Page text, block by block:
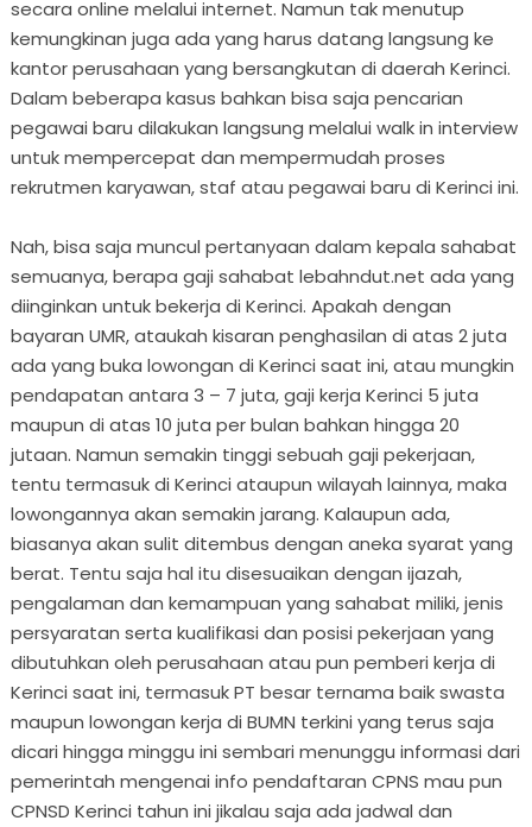
secara online melalui internet. Namun tak menutup
kemungkinan juga ada yang harus datang langsung ke
kantor perusahaan yang bersangkutan di daerah Kerinci.
Dalam beberapa kasus bahkan bisa saja pencarian
pegawai baru dilakukan langsung melalui walk in interview
untuk mempercepat dan mempermudah proses
rekrutmen karyawan, staf atau pegawai baru di Kerinci ini.
Nah, bisa saja muncul pertanyaan dalam kepala sahabat
semuanya, berapa gaji sahabat lebahndut.net ada yang
diinginkan untuk bekerja di Kerinci. Apakah dengan
bayaran UMR, ataukah kisaran penghasilan di atas 2 juta
ada yang buka lowongan di Kerinci saat ini, atau mungkin
pendapatan antara 3 – 7 juta, gaji kerja Kerinci 5 juta
maupun di atas 10 juta per bulan bahkan hingga 20
jutaan. Namun semakin tinggi sebuah gaji pekerjaan,
tentu termasuk di Kerinci ataupun wilayah lainnya, maka
lowongannya akan semakin jarang. Kalaupun ada,
biasanya akan sulit ditembus dengan aneka syarat yang
berat. Tentu saja hal itu disesuaikan dengan ijazah,
pengalaman dan kemampuan yang sahabat miliki, jenis
persyaratan serta kualifikasi dan posisi pekerjaan yang
dibutuhkan oleh perusahaan atau pun pemberi kerja di
Kerinci saat ini, termasuk PT besar ternama baik swasta
maupun lowongan kerja di BUMN terkini yang terus saja
dicari hingga minggu ini sembari menunggu informasi dari
pemerintah mengenai info pendaftaran CPNS mau pun
CPNSD Kerinci tahun ini jikalau saja ada jadwal dan